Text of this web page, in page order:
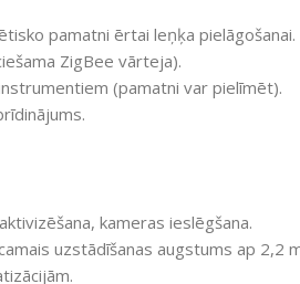
pamatni ērtai leņķa pielāgošanai.
ZigBee vārteja).
(pamatni var pielīmēt).
kameras ieslēgšana.
uzstādīšanas augstums ap 2,2